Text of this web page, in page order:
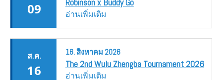
09 Robinson x Buddy Go
อ่านเพิ่มเติม
ส.ค.
16
16.สิงหาคม 2026
The 2nd Wulu Zhengba Tournament 2026
อ่านเพิ่มเติม